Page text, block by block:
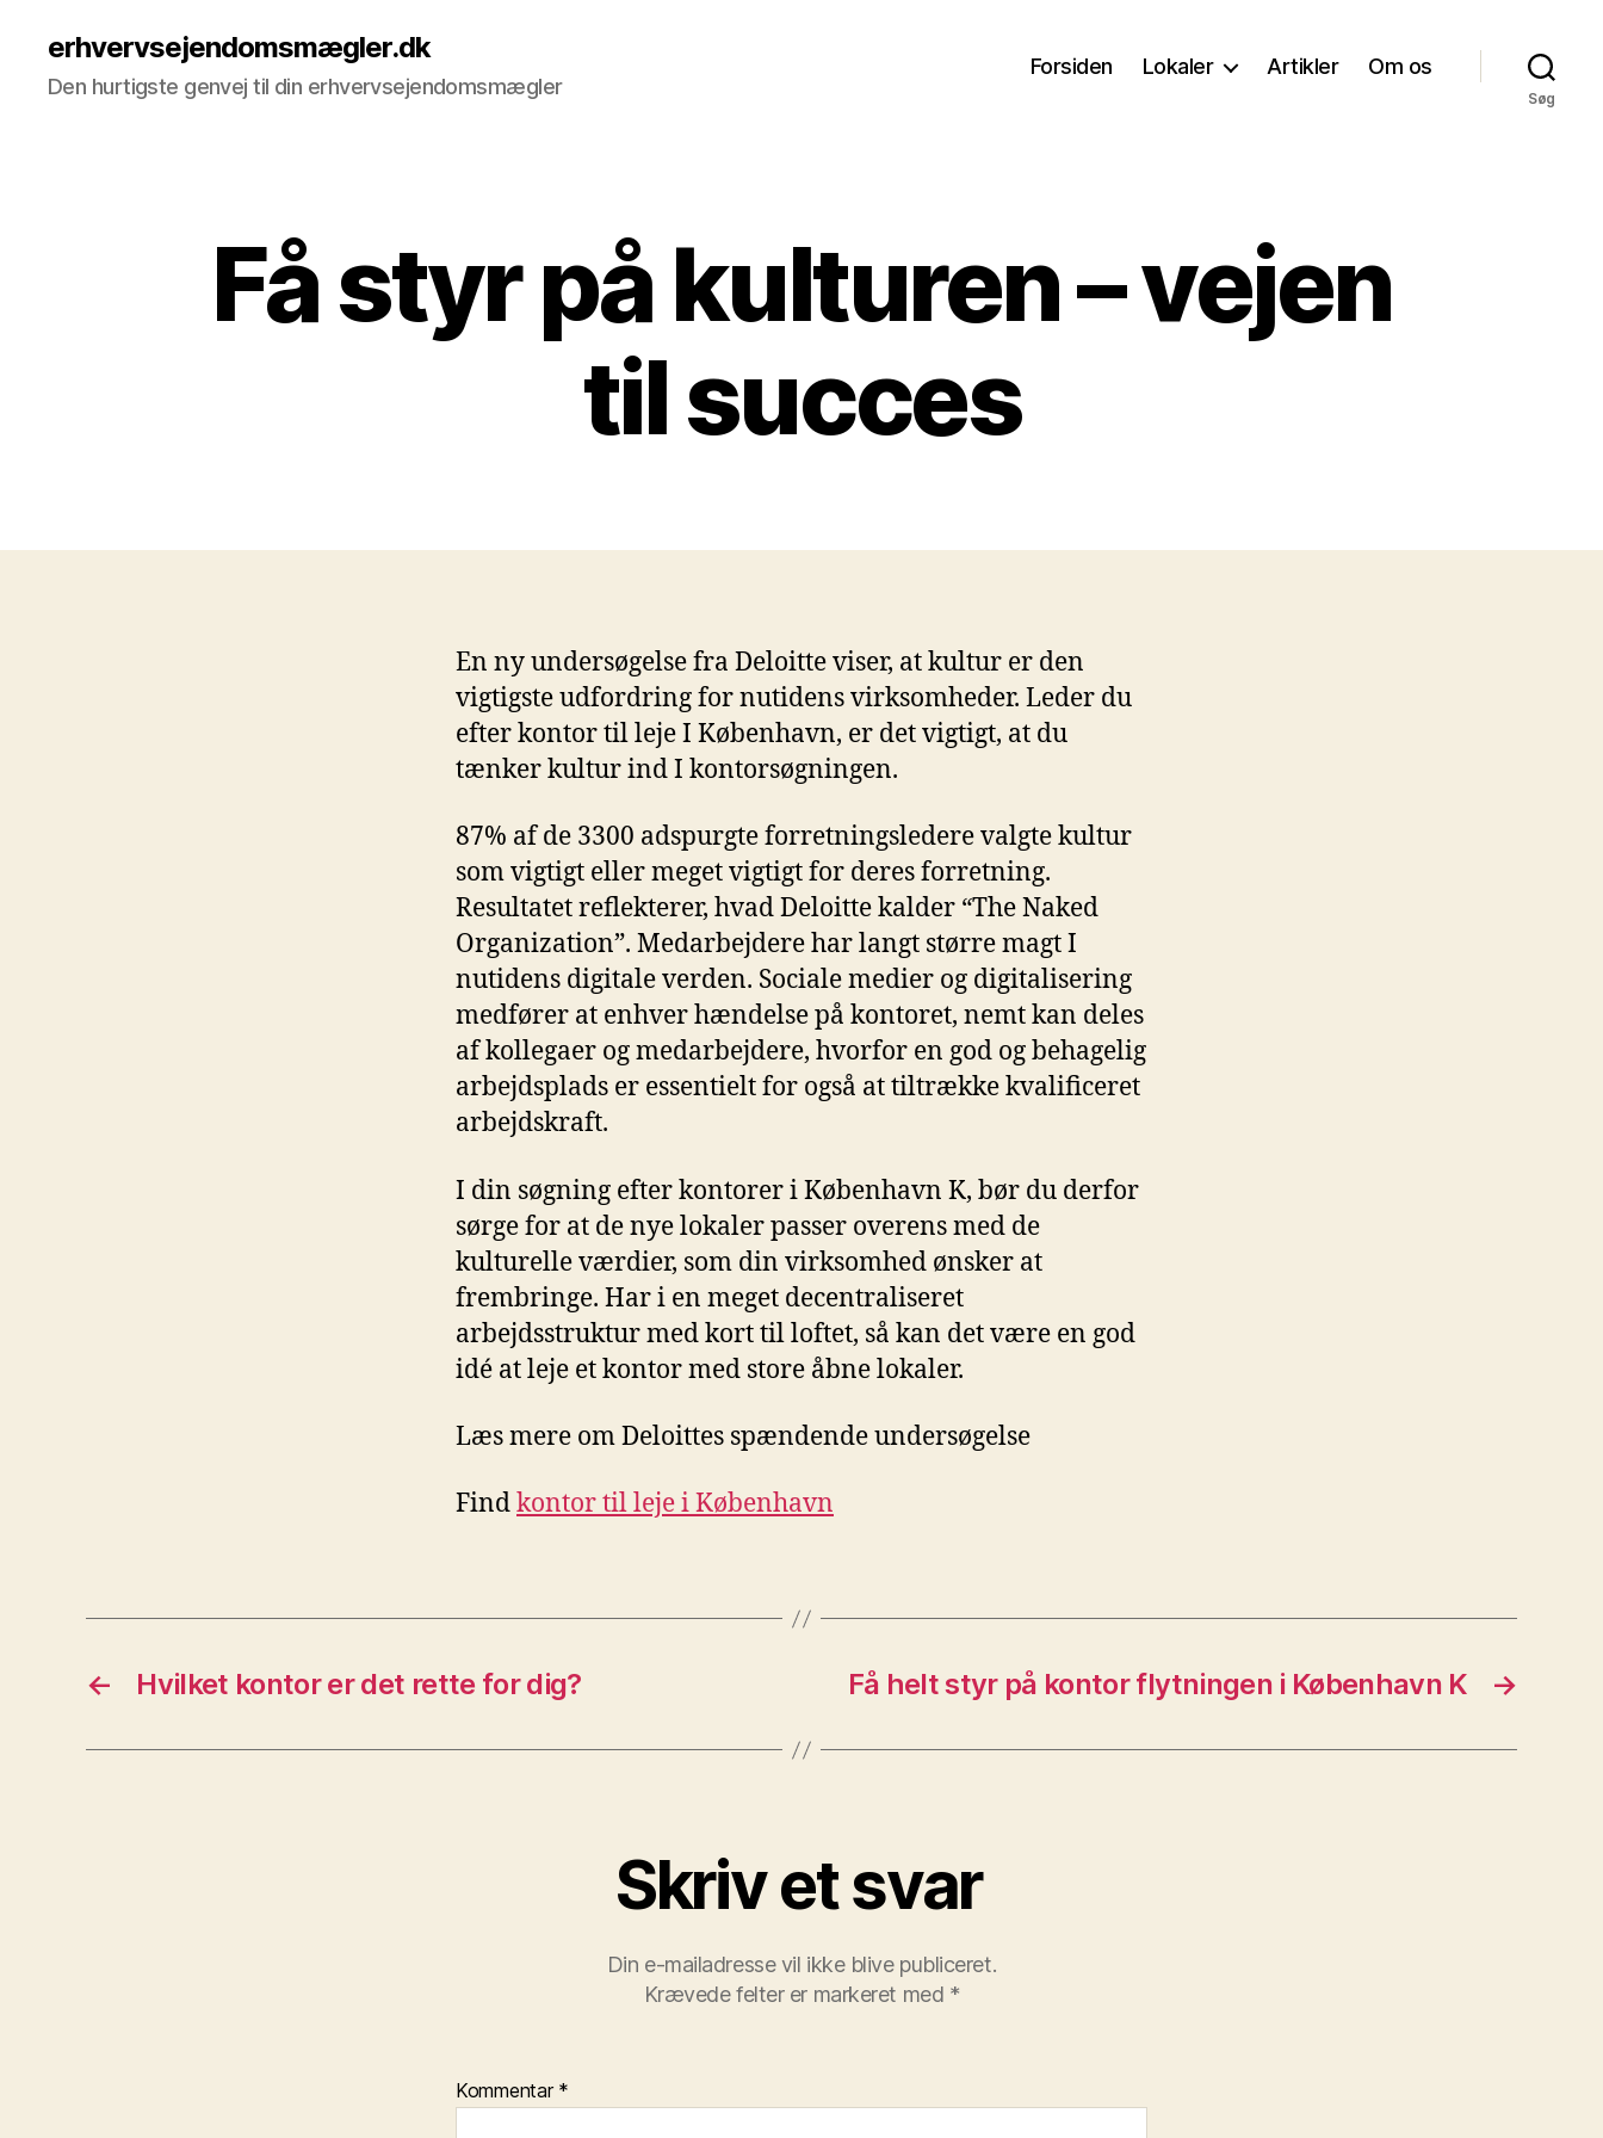
erhvervsejendomsmægler.dk
Den hurtigste genvej til din erhvervsejendomsmægler
Forsiden Lokaler Artikler Om os
Søg
Få styr på kulturen – vejen
til succes
En ny undersøgelse fra Deloitte viser, at kultur er den
vigtigste udfordring for nutidens virksomheder. Leder du
efter kontor til leje I København, er det vigtigt, at du
tænker kultur ind I kontorsøgningen.
87% af de 3300 adspurgte forretningsledere valgte kultur
som vigtigt eller meget vigtigt for deres forretning.
Resultatet reflekterer, hvad Deloitte kalder “The Naked
Organization”. Medarbejdere har langt større magt I
nutidens digitale verden. Sociale medier og digitalisering
medfører at enhver hændelse på kontoret, nemt kan deles
af kollegaer og medarbejdere, hvorfor en god og behagelig
arbejdsplads er essentielt for også at tiltrække kvalificeret
arbejdskraft.
I din søgning efter kontorer i København K, bør du derfor
sørge for at de nye lokaler passer overens med de
kulturelle værdier, som din virksomhed ønsker at
frembringe. Har i en meget decentraliseret
arbejdsstruktur med kort til loftet, så kan det være en god
idé at leje et kontor med store åbne lokaler.
Læs mere om Deloittes spændende undersøgelse
Findkontor til leje i København
← Hvilket kontor er det rette for dig? →
Få helt styr på kontor flytningen i København K
Skriv et svar
Din e-mailadresse vil ikke blive publiceret.
Krævede felter er markeret med *
Kommentar *